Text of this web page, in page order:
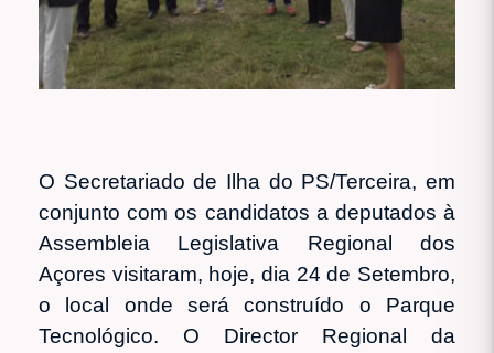
O Secretariado de Ilha do PS/Terceira, em
conjunto com os candidatos a deputados à
Assembleia Legislativa Regional dos
Açores visitaram, hoje, dia 24 de Setembro,
o local onde será construído o Parque
Tecnológico. O Director Regional da